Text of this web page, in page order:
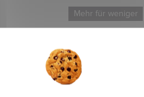
Mehr für weniger